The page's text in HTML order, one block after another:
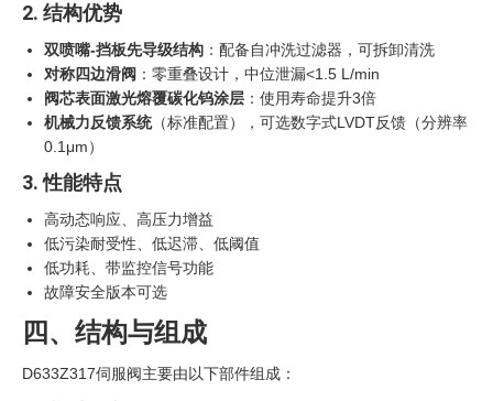
2. 结构优势
双喷嘴-挡板先导级结构 ：配备自冲洗过滤器，可拆卸清洗
对称四边滑阀 ：零重叠设计，中位泄漏<1.5 L/min
阀芯表面激光熔覆碳化钨涂层 ：使用寿命提升3倍
机械力反馈系统（标准配置），可选数字式LVDT反馈（分辨率
0.1μm）
3. 性能特点
高动态响应、高压力增益
低污染耐受性、低迟滞、低阈值
低功耗、带监控信号功能
故障安全版本可选
四、结构与组成
D633Z317伺服阀主要由以下部件组成：